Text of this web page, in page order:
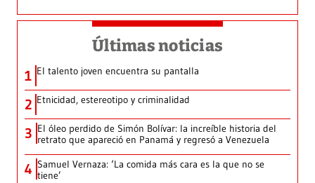
Últimas noticias
1 El talento joven encuentra su pantalla​
2 Etnicidad, estereotipo y criminalidad
3 El óleo perdido de Simón Bolívar: la increíble historia del
retrato que apareció en Panamá y regresó a Venezuela
4 Samuel Vernaza: ‘La comida más cara es la que no se
tiene’